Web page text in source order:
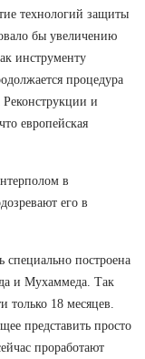
технологий защиты
бы увеличению
инструменту
процедура
Реконструкции и
европейская
в
его в
специально построена
и Мухаммеда. Так
только 18 месяцев.
представить просто
проработают